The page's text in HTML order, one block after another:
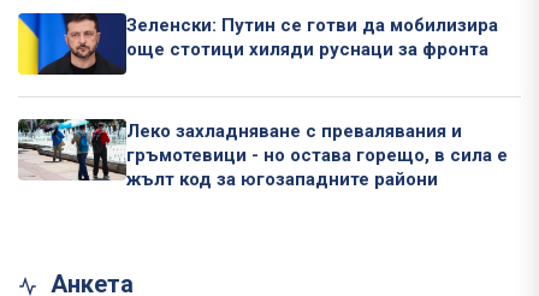
Зеленски: Путин се готви да мобилизира
още стотици хиляди руснаци за фронта
Леко захладняване с превалявания и
гръмотевици - но остава горещо, в сила е
жълт код за югозападните райони
Анкета